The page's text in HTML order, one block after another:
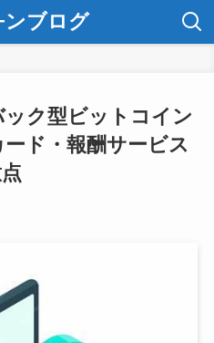
ンブログ
ク型ビットコイン
ド・報酬サービス